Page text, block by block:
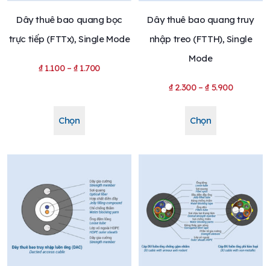
Dây thuê bao quang bọc
trực tiếp (FTTx), Single Mode
₫1.100 – ₫1.700
Chọn
Dây thuê bao quang truy
nhập treo (FTTH), Single
Mode
₫2.300 – ₫5.900
Chọn